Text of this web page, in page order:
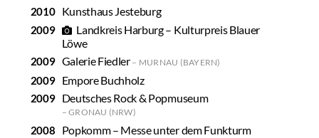
Kunsthaus Jesteburg
Landkreis Harburg – Kulturpreis Blauer
Löwe
Galerie Fiedler
MURNAU (BAYERN)
Empore Buchholz
Deutsches Rock & Popmuseum
GRONAU (NRW)
Popkomm – Messe unter dem Funkturm